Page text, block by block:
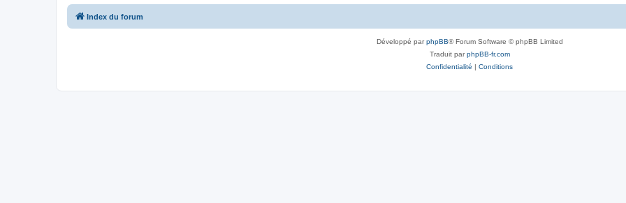
Index du forum
Développé parphpBB® Forum Software © phpBB Limited
Traduit parphpBB-fr.com
Confidentialité | Conditions